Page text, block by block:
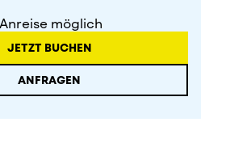
möglich
JETZT BUCHEN
ANFRAGEN